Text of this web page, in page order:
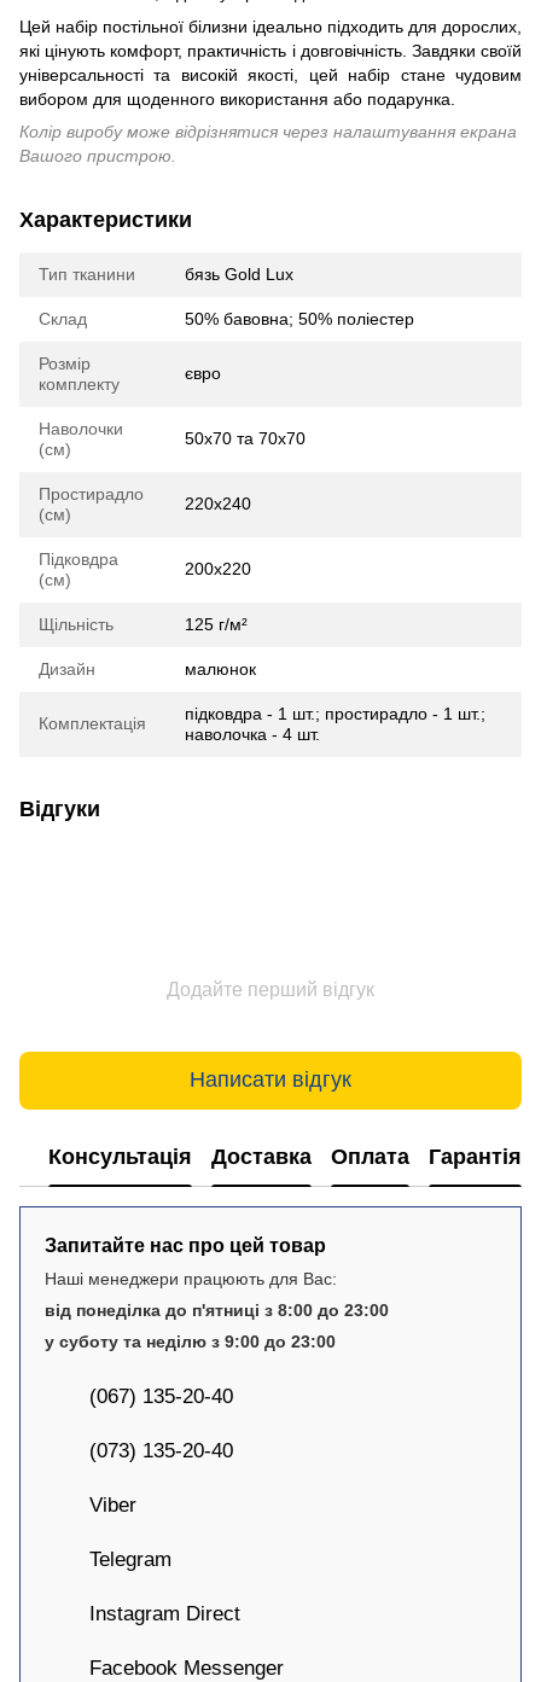
Цей набір постільної білизни ідеально підходить для дорослих,
які цінують комфорт, практичність і довговічність. Завдяки своїй
універсальності та високій якості, цей набір стане чудовим
вибором для щоденного використання або подарунка.
Колір виробу може відрізнятися через налаштування екрана
Вашого пристрою.
Характеристики
Тип тканини бязь Gold Lux
Склад 50% бавовна; 50% поліестер
Розмір
комплекту
євро
Наволочки
(см)
50х70 та 70х70
Простирадло
(см)
220х240
Підковдра
(см)
200х220
Щільність 125 г/м²
Дизайн малюнок
Комплектація
підковдра - 1 шт.; простирадло - 1 шт.;
наволочка - 4 шт.
Відгуки
Додайте перший відгук
Написати відгук
Консультація Доставка Оплата Гарантія
Запитайте нас про цей товар
Наші менеджери працюють для Вас:
від понеділка до п'ятниці з 8:00 до 23:00
у суботу та неділю з 9:00 до 23:00
(067) 135-20-40
(073) 135-20-40
Viber
Telegram
Instagram Direct
Facebook Messenger